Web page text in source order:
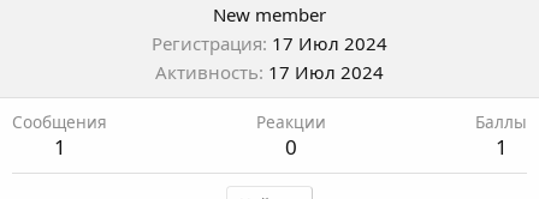
New member
Регистрация 17 Июл 2024
Активность 17 Июл 2024
Сообщения
1
Реакции
0
Баллы
1